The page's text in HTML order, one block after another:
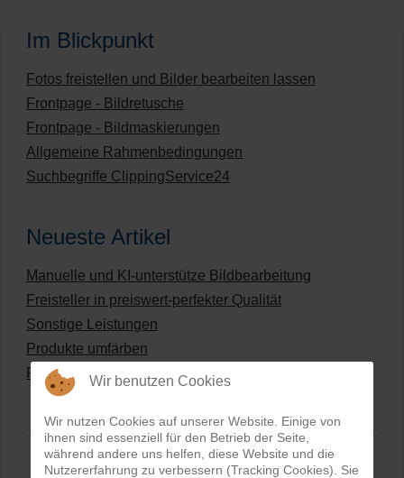
Im Blickpunkt
Fotos freistellen und Bilder bearbeiten lassen
Frontpage - Bildretusche
Frontpage - Bildmaskierungen
Allgemeine Rahmenbedingungen
Suchbegriffe ClippingService24
Neueste Artikel
Manuelle und KI-unterstütze Bildbearbeitung
Freisteller in preiswert-perfekter Qualität
Sonstige Leistungen
Produkte umfärben
Preisliste für digitale Bildbearbeitung
Wir benutzen Cookies
Wir nutzen Cookies auf unserer Website. Einige von
ihnen sind essenziell für den Betrieb der Seite,
während andere uns helfen, diese Website und die
Nutzererfahrung zu verbessern (Tracking Cookies). Sie